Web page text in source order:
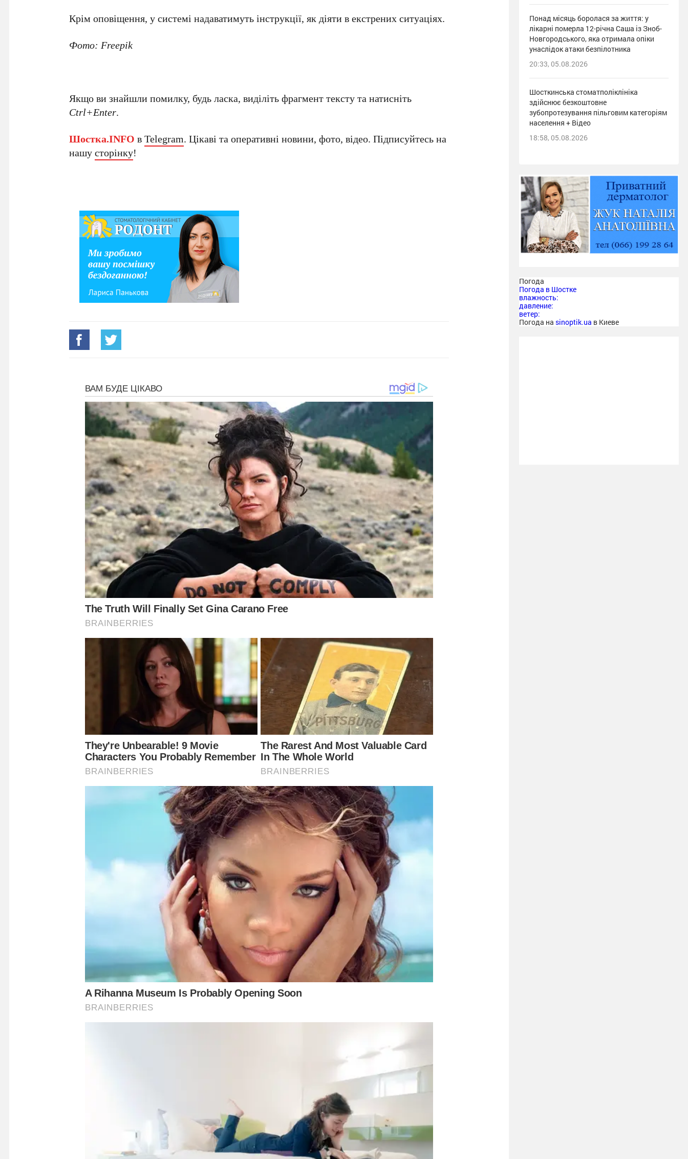
Крім оповіщення, у системі надаватимуть інструкції, як діяти в екстрених ситуаціях.
Фото: Freepik
Якщо ви знайшли помилку, будь ласка, виділіть фрагмент тексту та натисніть
Ctrl+Enter.
Шостка.INFO вTelegram. Цікаві та оперативні новини, фото, відео. Підписуйтесь на
нашусторінку!
Понад місяць боролася за життя: у
лікарні померла 12-річна Саша із Зноб-
Новгородського, яка отримала опіки
унаслідок атаки безпілотника
20:33, 05.08.2026
Шосткинська стоматполіклініка
здійснює безкоштовне
зубопротезування пільговим категоріям
населення + Відео
18:58, 05.08.2026
Погода
Погода в Шостке
влажность:
давление:
ветер:
Погода на sinoptik.ua в Киеве